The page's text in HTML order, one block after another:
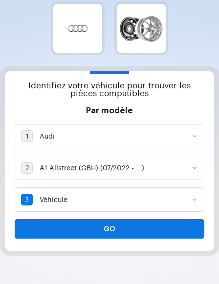
Identifiez votre véhicule pour trouver les
pièces compatibles
Par modèle
GO